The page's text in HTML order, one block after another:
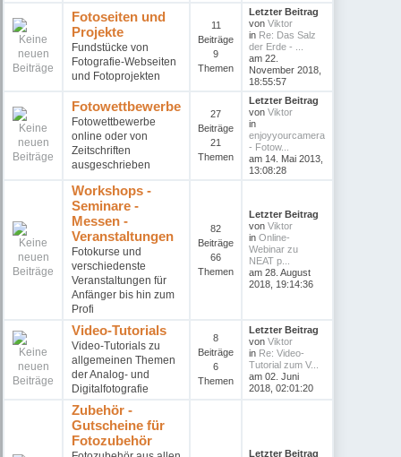
Fotoseiten und
Projekte
Fundstücke von
Fotografie-Webseiten
und Fotoprojekten
11
Beiträge
9
Themen
Letzter Beitrag
vonViktor
in Re: Das Salz
der Erde - ...
am 22.
November 2018,
18:55:57
Fotowettbewerbe
Fotowettbewerbe
online oder von
Zeitschriften
ausgeschrieben
27
Beiträge
21
Themen
Letzter Beitrag
vonViktor
in
enjoyyourcamera
- Fotow...
am 14. Mai 2013,
13:08:28
Workshops -
Seminare -
Messen -
Veranstaltungen
Fotokurse und
verschiedenste
Veranstaltungen für
Anfänger bis hin zum
Profi
82
Beiträge
66
Themen
Letzter Beitrag
vonViktor
inOnline-
Webinar zu
NEAT p...
am 28. August
2018, 19:14:36
Video-Tutorials
Video-Tutorials zu
allgemeinen Themen
der Analog- und
Digitalfotografie
8
Beiträge
6
Themen
Letzter Beitrag
vonViktor
in Re: Video-
Tutorial zum V...
am 02. Juni
2018, 02:01:20
Zubehör -
Gutscheine für
Fotozubehör
Letzter Beitrag